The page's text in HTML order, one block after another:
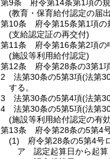
第9条
府令第14条第1項の
(教育・保育給付認定の届
第10条
府令第15条第1項
(支給認定証の再交付)
第11条
府令第16条第2項
(施設等利用給付認定)
第12条
府令第28条の3第1
2
法第30条の5第3項(法第
する。
3
法第30条の5第4項(法第
4
法第30条の5第5項(法第
(施設等利用給付認定の有
第13条
府令第28条の5第4
(1)
府令第28条の5第4号
ア
認定起算日から起